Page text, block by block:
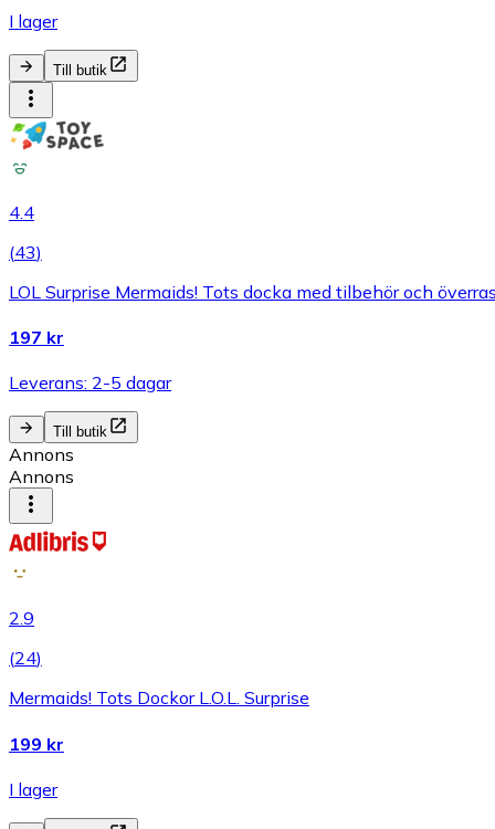
I lager
Till butik
4.4
(43)
LOL Surprise Mermaids! Tots docka med tilbehör och
197 kr
Leverans: 2-5 dagar
Till butik
Annons
Annons
2.9
(24)
Mermaids! Tots Dockor L.O.L. Surprise
199 kr
I lager